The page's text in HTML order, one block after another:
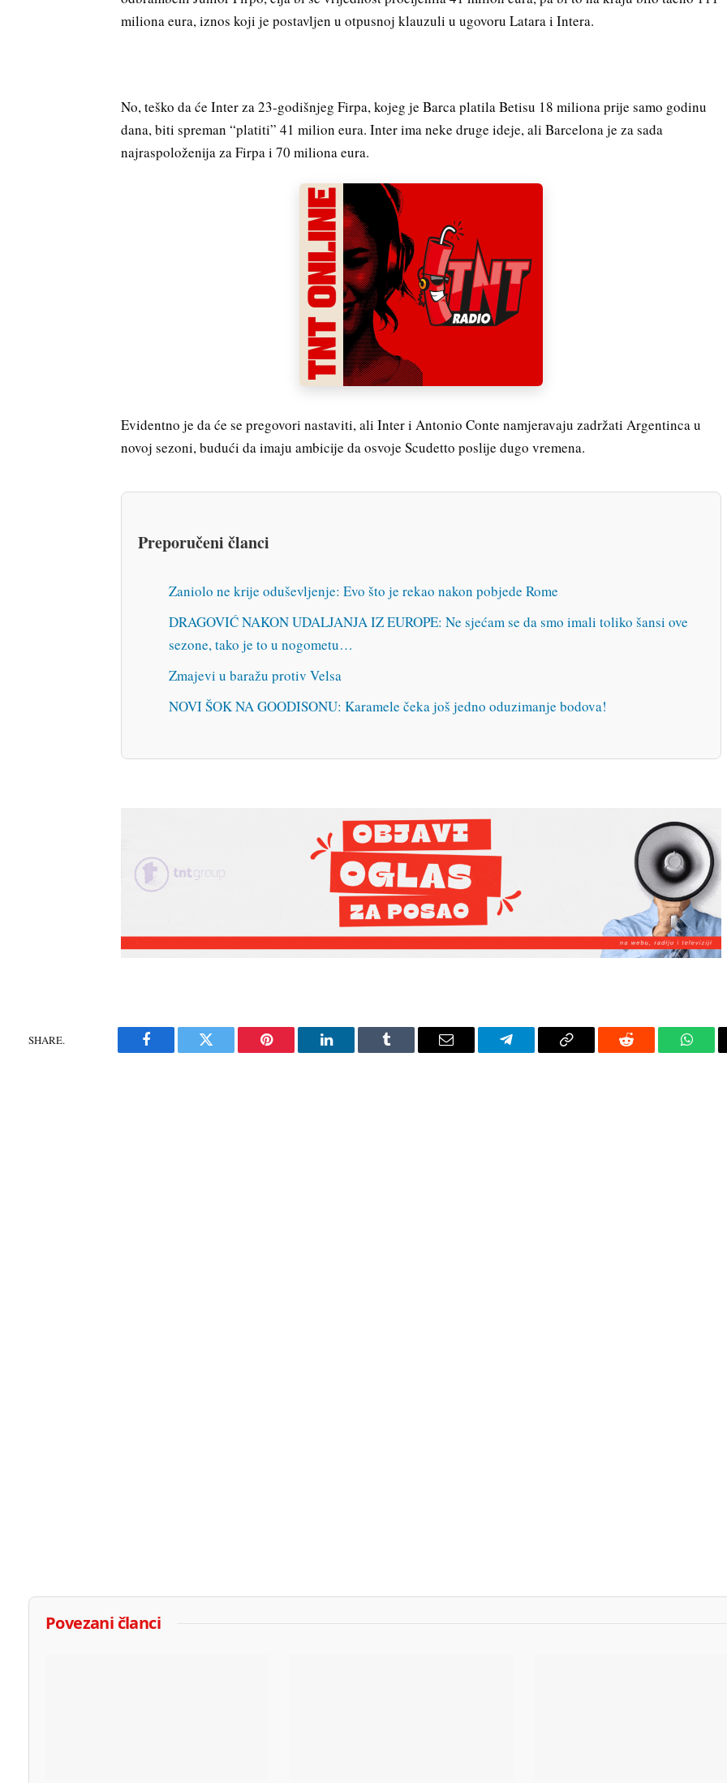
miliona eura, iznos koji je postavljen u otpusnoj klauzuli u ugovoru Latara i Intera.
No, teško da će Inter za 23-godišnjeg Firpa, kojeg je Barca platila Betisu 18 miliona prije samo godinu
dana, biti spreman “platiti” 41 milion eura. Inter ima neke druge ideje, ali Barcelona je za sada
najraspoloženija za Firpa i 70 miliona eura.
Evidentno je da će se pregovori nastaviti, ali Inter i Antonio Conte namjeravaju zadržati Argentinca u
novoj sezoni, budući da imaju ambicije da osvoje Scudetto poslije dugo vremena.
Preporučeni članci
Zaniolo ne krije oduševljenje: Evo što je rekao nakon pobjede Rome
DRAGOVIĆ NAKON UDALJANJA IZ EUROPE: Ne sjećam se da smo imali toliko šansi ove
sezone, tako je to u nogometu…
Zmajevi u baražu protiv Velsa
NOVI ŠOK NA GOODISONU: Karamele čeka još jedno oduzimanje bodova!
SHARE.
Facebook Twitter Pinterest LinkedIn Tumblr Email Telegram Copy
Reddit
Povezani članci